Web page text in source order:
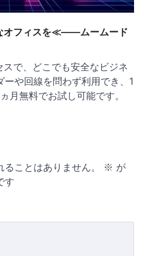
オフィスを≪——ムームード
で、どこでも安全なビジネ
や回線を問わず利用でき、1
月無料でお試し可能です。
ことはありません。 ※ が
す